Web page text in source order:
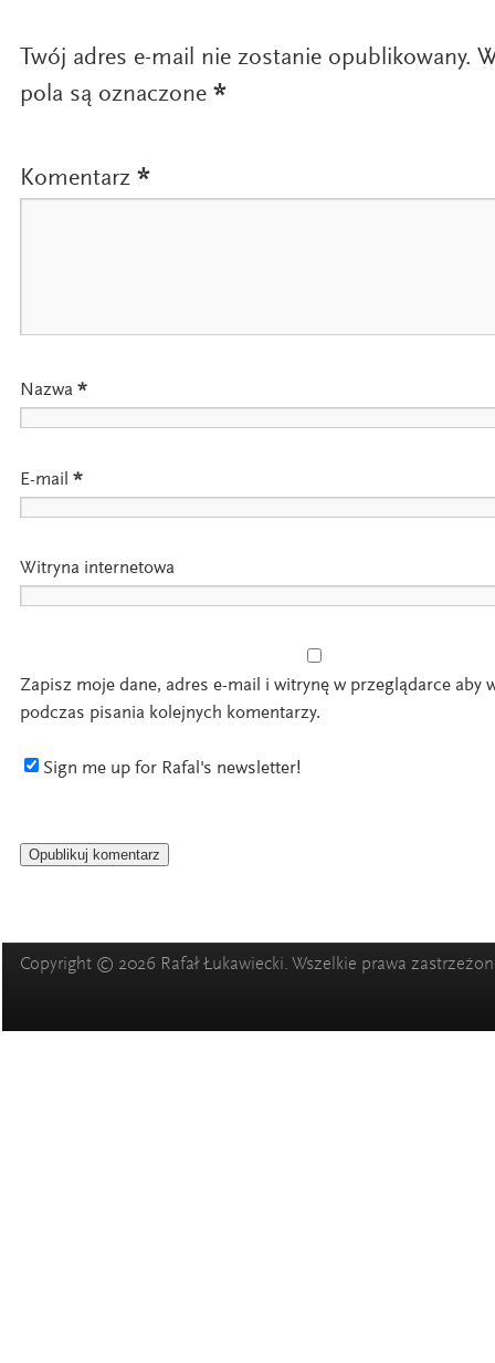
Twój adres e-mail nie zostanie opublikowany.
pola są oznaczone *
Komentarz *
Nazwa *
E-mail *
Witryna internetowa
Zapisz moje dane, adres e-mail i witrynę w przeglądarce aby
podczas pisania kolejnych komentarzy.
Sign me up for Rafal's newsletter!
Copyright © 2026 Rafał Łukawiecki. Wszelkie prawa